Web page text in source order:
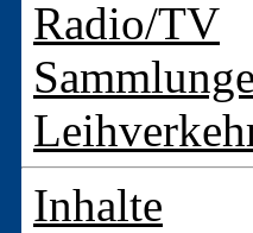
Radio/TV
Inhalte